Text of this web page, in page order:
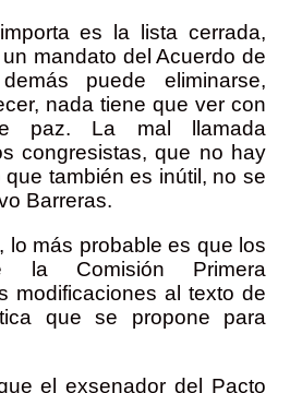
es la lista cerrada,
mandato del Acuerdo de
puede eliminarse,
nada tiene que ver con
paz. La mal llamada
congresistas, que no hay
también es inútil, no se
Barreras.
lo más probable es que los
la Comisión Primera
modificaciones al texto de
que se propone para
el exsenador del Pacto